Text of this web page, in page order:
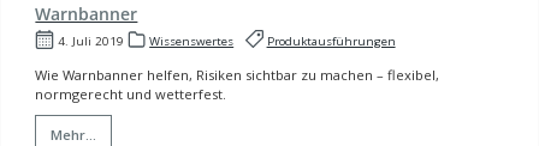
Warnbanner
4. Juli 2019 Wissenswertes Produktausführungen
Wie Warnbanner helfen, Risiken sichtbar zu machen – flexibel,
normgerecht und wetterfest.
Mehr...